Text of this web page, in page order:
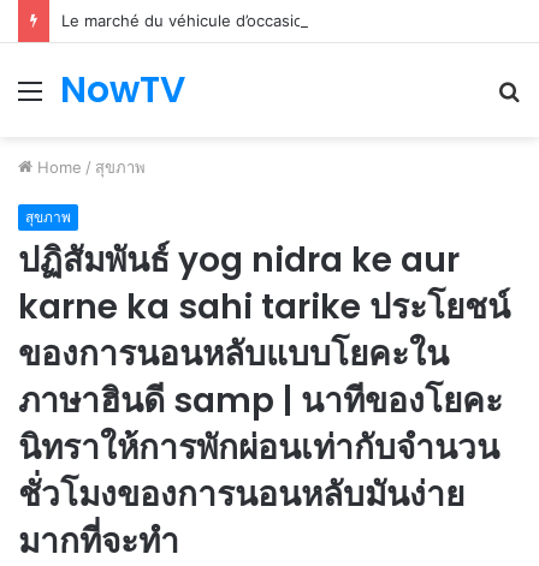
Le marché du véhicule d’occasion en plein essor
Menu
NowTV
Home / สุขภาพ
สุขภาพ
ปฏิสัมพันธ์ yog nidra ke aur
karne ka sahi tarike ประโยชน์
ของการนอนหลับแบบโยคะใน
ภาษาฮินดี samp | นาทีของโยคะ
นิทราให้การพักผ่อนเท่ากับจำนวน
ชั่วโมงของการนอนหลับมันง่าย
มากที่จะทำ